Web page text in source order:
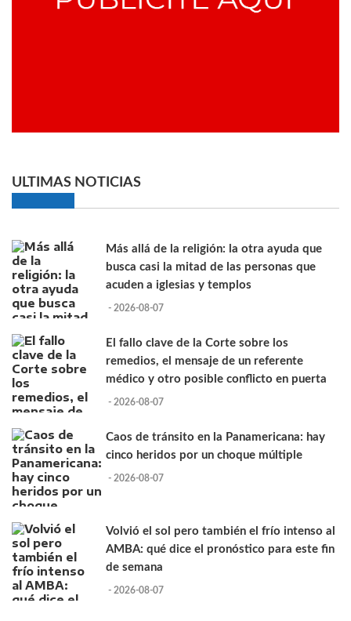
ULTIMAS NOTICIAS
Más allá de la religión: la otra ayuda que
busca casi la mitad de las personas que
acuden a iglesias y templos
- 2026-08-07
El fallo clave de la Corte sobre los
remedios, el mensaje de un referente
médico y otro posible conflicto en puerta
- 2026-08-07
Caos de tránsito en la Panamericana: hay
cinco heridos por un choque múltiple
- 2026-08-07
Volvió el sol pero también el frío intenso al
AMBA: qué dice el pronóstico para este fin
de semana
- 2026-08-07